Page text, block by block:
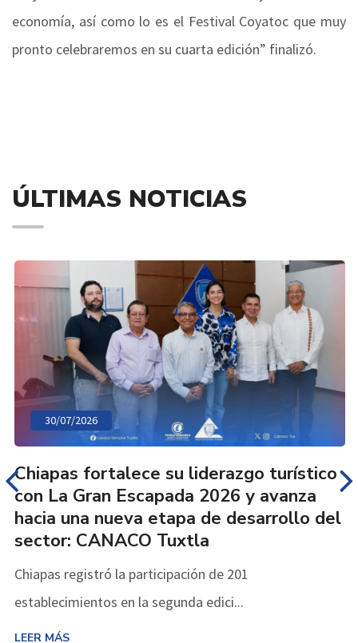
economía, así como lo es el Festival Coyatoc que muy
pronto celebraremos en su cuarta edición” finalizó.
ÚLTIMAS NOTICIAS
30/07/2026
Chiapas fortalece su liderazgo turístico
con La Gran Escapada 2026 y avanza
hacia una nueva etapa de desarrollo del
sector: CANACO Tuxtla
Chiapas registró la participación de 201
establecimientos en la segunda edici...
LEER MÁS